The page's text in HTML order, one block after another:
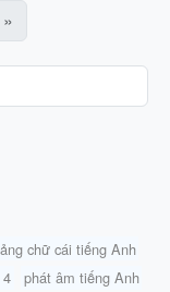
»
chữ cái tiếng Anh
phát âm tiếng Anh